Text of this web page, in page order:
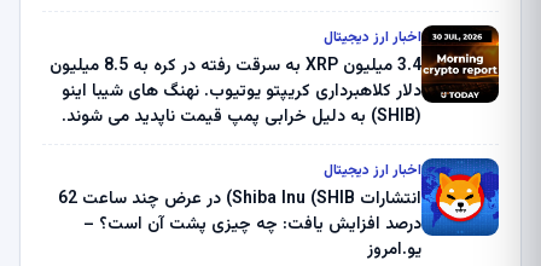
اخبار ارز دیجیتال
3.4 میلیون XRP به سرقت رفته در کره به 8.5 میلیون
دلار کلاهبرداری کریپتو یوتیوب. نهنگ های شیبا اینو
(SHIB) به دلیل خرابی پمپ قیمت ناپدید می شوند.
ثبت کرد – گزارش کریپتو صبح – U.Today
اخبار ارز دیجیتال
انتشارات Shiba Inu (SHIB) در عرض چند ساعت 62
درصد افزایش یافت: چه چیزی پشت آن است؟ –
یو.امروز